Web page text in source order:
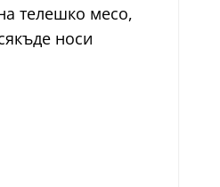
телешко месо,
носи